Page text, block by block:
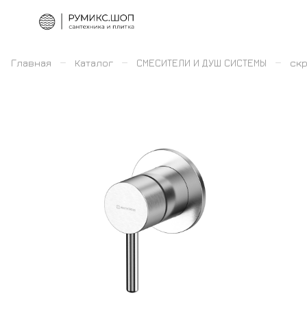
Главная – Каталог – СМЕСИТЕЛИ И ДУШ СИСТЕМЫ –